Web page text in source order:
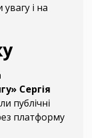
увагу і на
Сергія
публічні
платформу